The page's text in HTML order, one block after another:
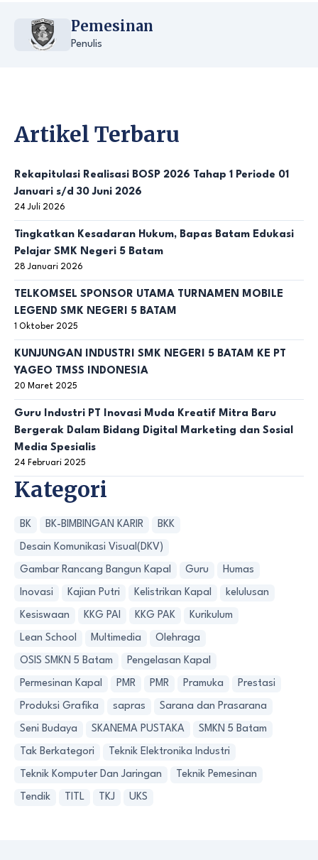
Pemesinan
Penulis
Artikel Terbaru
Rekapitulasi Realisasi BOSP 2026 Tahap 1 Periode 01
Januari s/d 30 Juni 2026
24 Juli 2026
Tingkatkan Kesadaran Hukum, Bapas Batam Edukasi
Pelajar SMK Negeri 5 Batam
28 Januari 2026
TELKOMSEL SPONSOR UTAMA TURNAMEN MOBILE
LEGEND SMK NEGERI 5 BATAM
1 Oktober 2025
KUNJUNGAN INDUSTRI SMK NEGERI 5 BATAM KE PT
YAGEO TMSS INDONESIA
20 Maret 2025
Guru Industri PT Inovasi Muda Kreatif Mitra Baru
Bergerak Dalam Bidang Digital Marketing dan Sosial
Media Spesialis
24 Februari 2025
Kategori
BK BK-BIMBINGAN KARIR BKK
Desain Komunikasi Visual(DKV)
Gambar Rancang Bangun Kapal Guru Humas
Inovasi Kajian Putri Kelistrikan Kapal kelulusan
Kesiswaan KKG PAI KKG PAK Kurikulum
Lean School Multimedia Olehraga
OSIS SMKN 5 Batam Pengelasan Kapal
Permesinan Kapal PMR PMR Pramuka Prestasi
Produksi Grafika sapras Sarana dan Prasarana
Seni Budaya SKANEMA PUSTAKA SMKN 5 Batam
Tak Berkategori Teknik Elektronika Industri
Teknik Komputer Dan Jaringan Teknik Pemesinan
Tendik TITL TKJ UKS